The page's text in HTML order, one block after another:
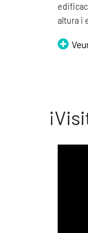
altura i